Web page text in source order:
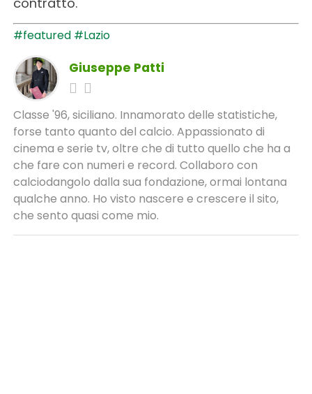
#featured #Lazio
Giuseppe Patti
Classe '96, siciliano. Innamorato delle statistiche,
forse tanto quanto del calcio. Appassionato di
cinema e serie tv, oltre che di tutto quello che ha a
che fare con numeri e record. Collaboro con
calciodangolo dalla sua fondazione, ormai lontana
qualche anno. Ho visto nascere e crescere il sito,
che sento quasi come mio.